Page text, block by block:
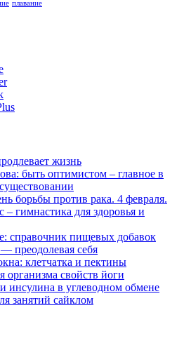
плавание
жизнь
быть оптимистом – главное в
борьбы против рака. 4 февраля.
– гимнастика для здоровья и
справочник пищевых добавок
преодолевая себя
клетчатка и пектины
организма свойств йоги
инсулина в углеводном обмене
занятий сайклом